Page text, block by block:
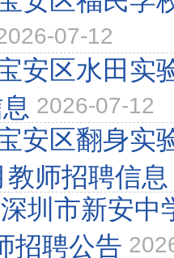
07-12
安区水田实
2026-07-12
安区翻身实
师招聘信息
圳市新安中
招聘公告